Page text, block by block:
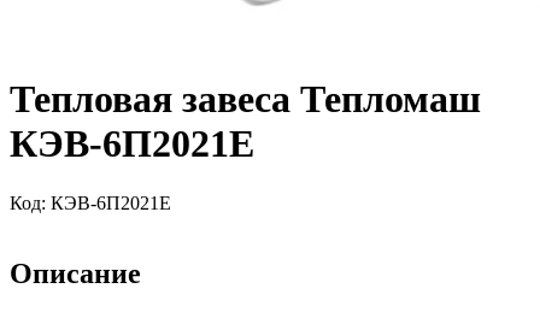
Тепловая завеса Тепломаш
КЭВ-6П2021Е
Код: КЭВ-6П2021Е
Описание